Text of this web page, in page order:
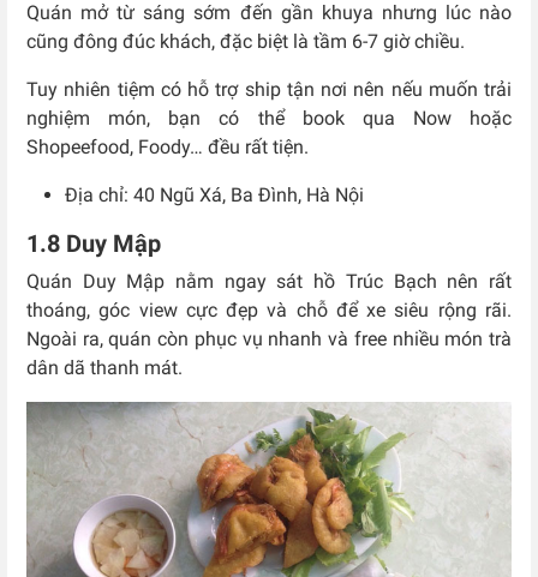
Quán mở từ sáng sớm đến gần khuya nhưng lúc nào
cũng đông đúc khách, đặc biệt là tầm 6-7 giờ chiều.
Tuy nhiên tiệm có hỗ trợ ship tận nơi nên nếu muốn trải
nghiệm món, bạn có thể book qua Now hoặc
Shopeefood, Foody… đều rất tiện.
Địa chỉ: 40 Ngũ Xá, Ba Đình, Hà Nội
1.8 Duy Mập
Quán Duy Mập nằm ngay sát hồ Trúc Bạch nên rất
thoáng, góc view cực đẹp và chỗ để xe siêu rộng rãi.
Ngoài ra, quán còn phục vụ nhanh và free nhiều món trà
dân dã thanh mát.